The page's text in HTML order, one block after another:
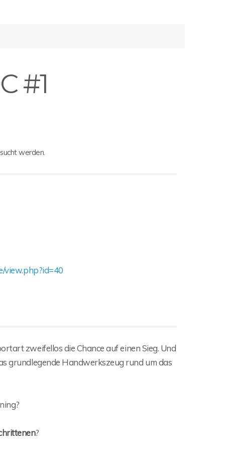
#1
werden.
view.php?id=40
zweifellos die Chance auf einen Sieg. Und
grundlegende Handwerkszeug rund um das
?